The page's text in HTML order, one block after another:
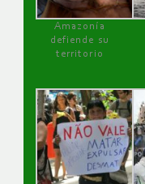
Amazonía
defiende su
territorio